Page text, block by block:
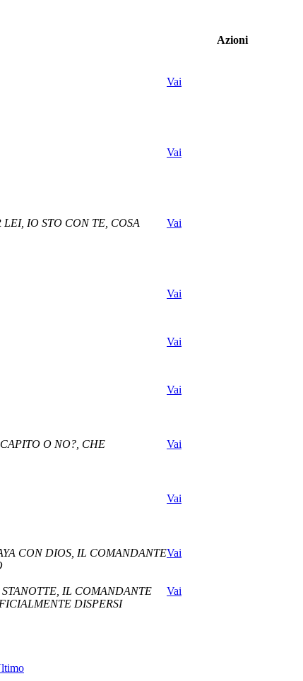
Azioni
Vai
Vai
IO STO CON TE, COSA
Vai
Vai
Vai
Vai
O NO?, CHE
Vai
Vai
CON DIOS, IL COMANDANTEVai
IL COMANDANTE
DISPERSI
Vai